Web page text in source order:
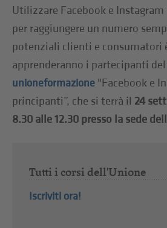
Utilizzare Facebook e
per raggiungere un numero
potenziali clienti e consumatori
apprenderanno i partecipanti del
unioneformazione "Facebook e
principanti”, che si terrà il 24
8.30 alle 12.30 presso la sede
Tutti i corsi dell'Unione
Iscriviti ora!